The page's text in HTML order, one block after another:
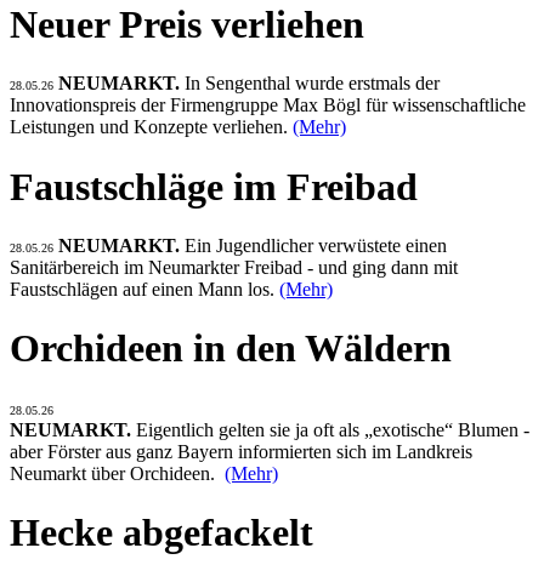
Neuer Preis verliehen
28.05.26 NEUMARKT. In Sengenthal wurde erstmals der
Innovationspreis der Firmengruppe Max Bögl für wissenschaftliche
Leistungen und Konzepte verliehen. (Mehr)
Faustschläge im Freibad
28.05.26 NEUMARKT. Ein Jugendlicher verwüstete einen
Sanitärbereich im Neumarkter Freibad - und ging dann mit
Faustschlägen auf einen Mann los. (Mehr)
Orchideen in den Wäldern
28.05.26
NEUMARKT. Eigentlich gelten sie ja oft als „exotische“ Blumen -
aber Förster aus ganz Bayern informierten sich im Landkreis
Neumarkt über Orchideen. (Mehr)
Hecke abgefackelt